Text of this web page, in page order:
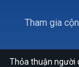
Tham gia
Thỏa thuận người